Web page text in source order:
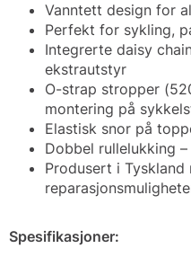
Vanntett design for
Perfekt for sykling,
Integrerte daisy
ekstrautstyr
O-strap stropper
montering på
Elastisk snor på
Dobbel rullelukking
Produsert i
Spesifikasjoner: